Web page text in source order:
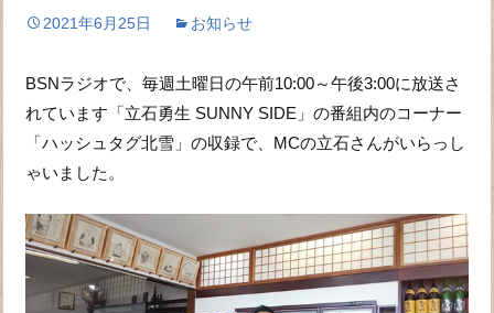
2021年6月25日 お知らせ
BSNラジオで、毎週土曜日の午前10:00～午後3:00に放送さ
れています「立石勇生 SUNNY SIDE」の番組内のコーナー
「ハッシュタグ北雪」の収録で、MCの立石さんがいらっし
ゃいました。